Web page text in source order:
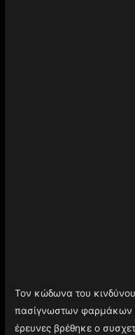
Τον κώδωνα του
πασίγνωστων φαρμάκων
έρευνες βρέθηκε ο